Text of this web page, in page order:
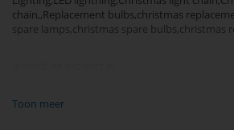
chain,,Replacement bulbs,christmas
spare lamps,christmas spare bulbs,christmas
Toon meer